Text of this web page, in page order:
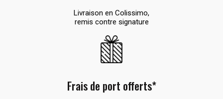
Livraison en Colissimo,
remis contre signature
Frais de port offerts*